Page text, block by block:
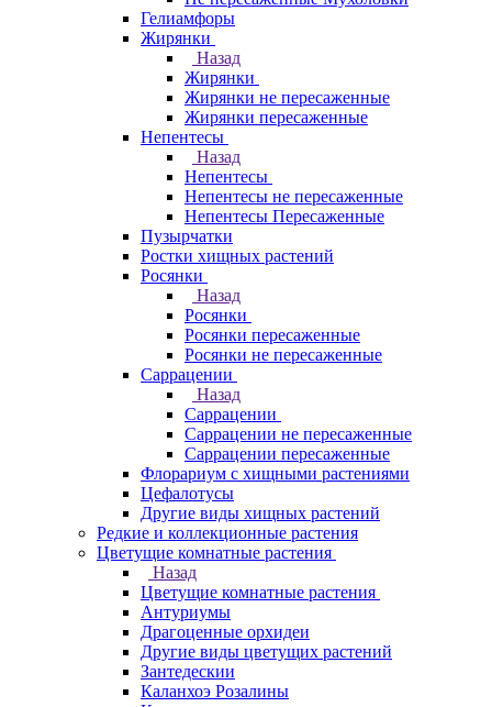
Гелиамфоры
Жирянки
Назад
Жирянки
Жирянки не пересаженные
Жирянки пересаженные
Непентесы
Назад
Непентесы
Непентесы не пересаженные
Непентесы Пересаженные
Пузырчатки
Ростки хищных растений
Росянки
Назад
Росянки
Росянки пересаженные
Росянки не пересаженные
Саррацении
Назад
Саррацении
Саррацении не пересаженные
Саррацении пересаженные
Флорариум с хищными растениями
Цефалотусы
Другие виды хищных растений
Редкие и коллекционные растения
Цветущие комнатные растения
Назад
Цветущие комнатные растения
Антуриумы
Драгоценные орхидеи
Другие виды цветущих растений
Зантедескии
Каланхоэ Розалины